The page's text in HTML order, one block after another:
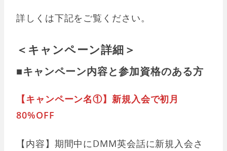
詳しくは下記をご覧ください。
＜キャンペーン詳細＞
■キャンペーン内容と参加資格のある方
【キャンペーン名①】新規入会で初月
80%OFF
【内容】期間中にDMM英会話に新規入会さ